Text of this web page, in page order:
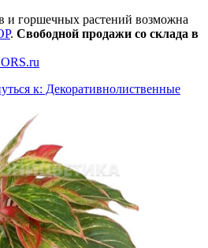
и горшечных растений возможна
. Свободной продажи со склада в
к: Декоративнолиственные